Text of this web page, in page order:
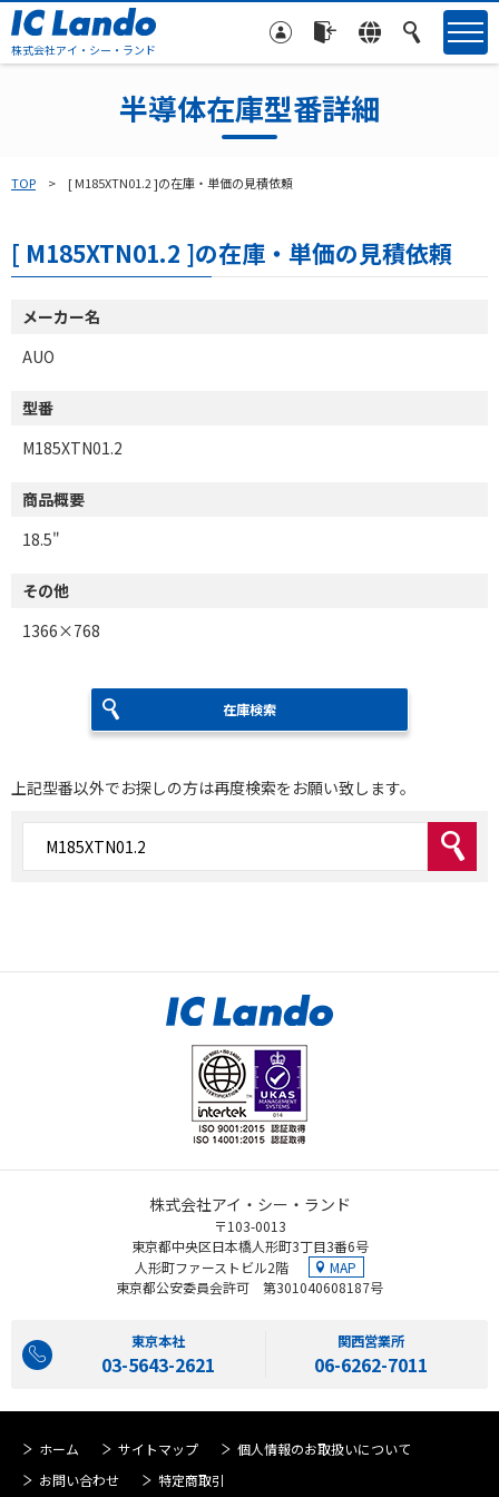
株式会社アイ・シー・ランド
半導体在庫型番詳細
TOP [ M185XTN01.2 ]の在庫・単価の見積依頼
[ M185XTN01.2 ]の在庫・単価の見積依頼
メーカー名
AUO
型番
M185XTN01.2
商品概要
18.5"
その他
1366×768
在庫検索
上記型番以外でお探しの方は再度検索をお願い致します。
株式会社アイ・シー・ランド
〒103-0013
東京都中央区日本橋人形町3丁目3番6号
人形町ファーストビル2階
MAP
東京都公安委員会許可 第301040608187号
東京本社
03-5643-2621
関西営業所
06-6262-7011
ホーム サイトマップ
個人情報のお取扱いについて
お問い合わせ
特定商取引